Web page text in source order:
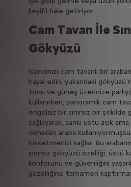
keyifli hale getiriyor.
Cam Tavan İle
Gökyüzü
Kendinizi cam tavanlı bir
hayal edin, yukarıdaki gökyüzü
tonu ve güneş üzerinize
kullanırken, panoramik cam
engelsiz bir sınırsız bir şekilde
sağlayarak, sanki üstü açık
olmadan araba
hissetmenizi sağlar. Bu
sınırsız gökyüzü özelliği, üstü
konforunu ve güvenliğini
güzelliğine tamamen